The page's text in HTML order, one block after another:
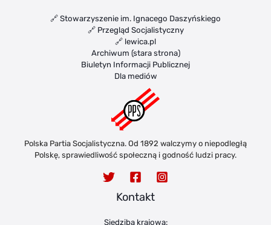
🔗 Stowarzyszenie im. Ignacego Daszyńskiego
🔗 Przegląd Socjalistyczny
🔗 lewica.pl
Archiwum (stara strona)
Biuletyn Informacji Publicznej
Dla mediów
Polska Partia Socjalistyczna. Od 1892 walczymy o niepodległą
Polskę, sprawiedliwość społeczną i godność ludzi pracy.
Kontakt
Siedziba krajowa: